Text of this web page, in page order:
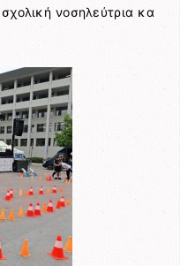
νοσηλεύτρια κα